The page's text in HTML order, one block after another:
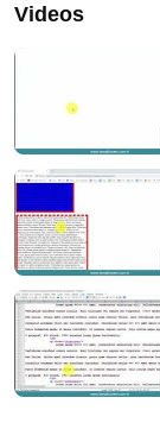
#arduino
Videos